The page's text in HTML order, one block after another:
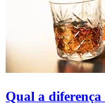
Qual a